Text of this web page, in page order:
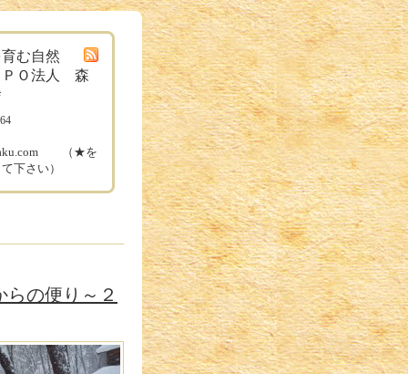
む自然
ＰＯ法人 森
（★を
下さい）
の便り～２